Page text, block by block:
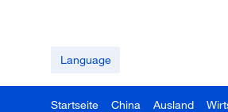
Language
Startseite China Ausland